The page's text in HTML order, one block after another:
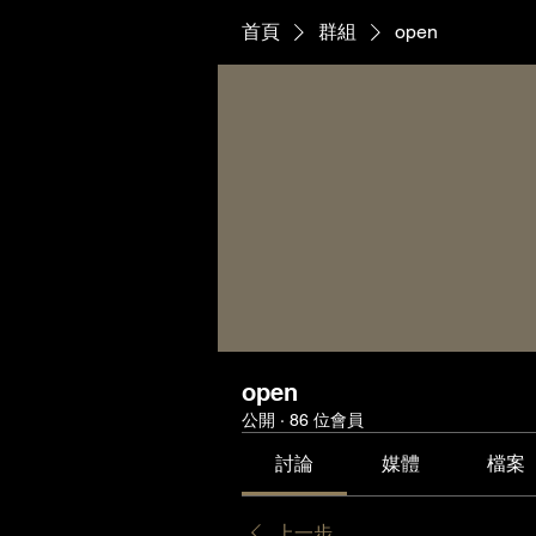
首頁 群組 open
open
公開 · 86 位會員
討論 媒體 檔案